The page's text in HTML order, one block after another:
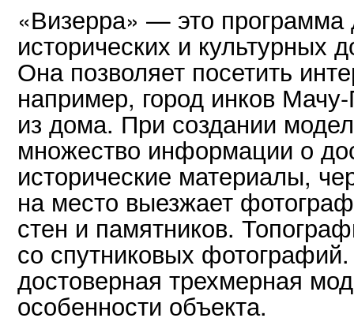
«Визерра» — это программа
исторических и культурных
Она позволяет посетить
например, город инков
из дома. При создании
множество информации о
исторические материалы,
на место выезжает
стен и памятников.
со спутниковых
достоверная трехмерная
особенности объекта.